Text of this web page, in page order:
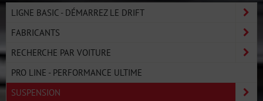
LIGNE BASIC - DÉMARREZ LE DRIFT
FABRICANTS
RECHERCHE PAR VOITURE
PRO LINE - PERFORMANCE ULTIME
SUSPENSION